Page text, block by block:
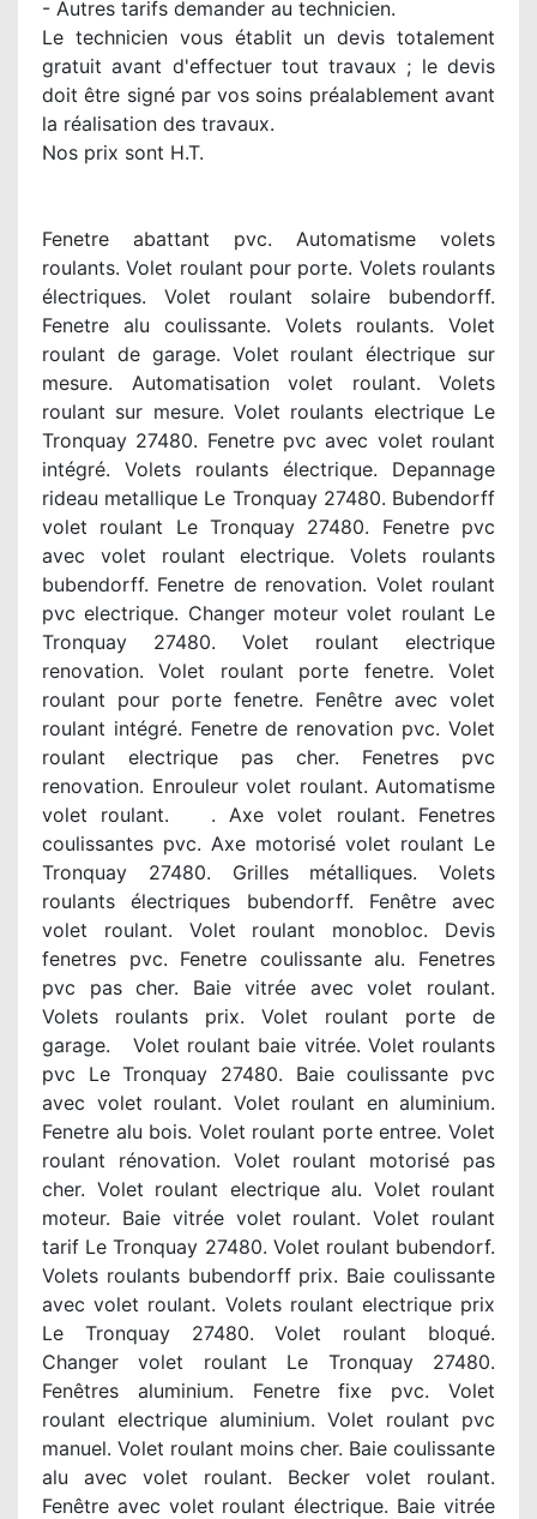
- Autres tarifs demander au technicien.
Le technicien vous établit un devis totalement
gratuit avant d'effectuer tout travaux ; le devis
doit être signé par vos soins préalablement avant
la réalisation des travaux.
Nos prix sont H.T.
Fenetre abattant pvc. Automatisme volets
roulants. Volet roulant pour porte. Volets roulants
électriques. Volet roulant solaire bubendorff.
Fenetre alu coulissante. Volets roulants. Volet
roulant de garage. Volet roulant électrique sur
mesure. Automatisation volet roulant. Volets
roulant sur mesure. Volet roulants electrique Le
Tronquay 27480. Fenetre pvc avec volet roulant
intégré. Volets roulants électrique. Depannage
rideau metallique Le Tronquay 27480. Bubendorff
volet roulant Le Tronquay 27480. Fenetre pvc
avec volet roulant electrique. Volets roulants
bubendorff. Fenetre de renovation. Volet roulant
pvc electrique. Changer moteur volet roulant Le
Tronquay 27480. Volet roulant electrique
renovation. Volet roulant porte fenetre. Volet
roulant pour porte fenetre. Fenêtre avec volet
roulant intégré. Fenetre de renovation pvc. Volet
roulant electrique pas cher. Fenetres pvc
renovation. Enrouleur volet roulant. Automatisme
volet roulant. . Axe volet roulant. Fenetres
coulissantes pvc. Axe motorisé volet roulant Le
Tronquay 27480. Grilles métalliques. Volets
roulants électriques bubendorff. Fenêtre avec
volet roulant. Volet roulant monobloc. Devis
fenetres pvc. Fenetre coulissante alu. Fenetres
pvc pas cher. Baie vitrée avec volet roulant.
Volets roulants prix. Volet roulant porte de
garage. Volet roulant baie vitrée. Volet roulants
pvc Le Tronquay 27480. Baie coulissante pvc
avec volet roulant. Volet roulant en aluminium.
Fenetre alu bois. Volet roulant porte entree. Volet
roulant rénovation. Volet roulant motorisé pas
cher. Volet roulant electrique alu. Volet roulant
moteur. Baie vitrée volet roulant. Volet roulant
tarif Le Tronquay 27480. Volet roulant bubendorf.
Volets roulants bubendorff prix. Baie coulissante
avec volet roulant. Volets roulant electrique prix
Le Tronquay 27480. Volet roulant bloqué.
Changer volet roulant Le Tronquay 27480.
Fenêtres aluminium. Fenetre fixe pvc. Volet
roulant electrique aluminium. Volet roulant pvc
manuel. Volet roulant moins cher. Baie coulissante
alu avec volet roulant. Becker volet roulant.
Fenêtre avec volet roulant électrique. Baie vitrée